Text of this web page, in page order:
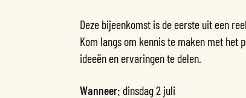
Deze bijeenkomst is de eerste uit een
Kom langs om kennis te maken met het
ideeën en ervaringen te delen.
Wanneer: dinsdag 2 juli